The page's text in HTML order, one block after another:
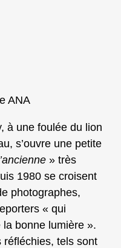
ANA
à une foulée du lion
s’ouvre une petite
» très
1980 se croisent
photographes,
« qui
la bonne lumière ».
réfléchies, tels sont